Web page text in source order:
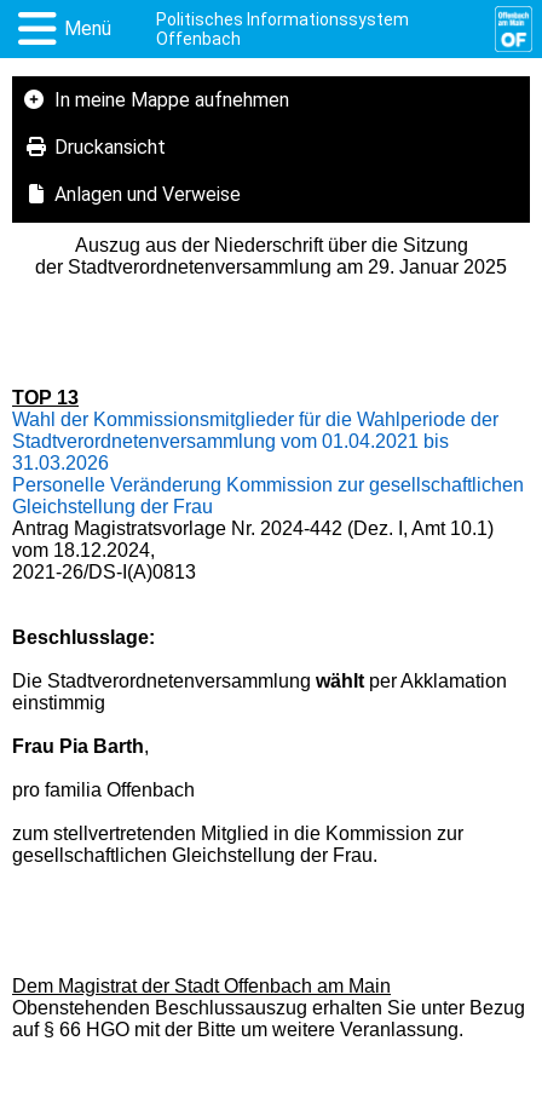
Menü
Politisches Informationssystem
Offenbach
In meine Mappe aufnehmen
Druckansicht
Anlagen und Verweise
Auszug aus der Niederschrift über die Sitzung
der Stadtverordnetenversammlung am 29. Januar 2025
TOP 13
Wahl der Kommissionsmitglieder für die Wahlperiode der
Stadtverordnetenversammlung vom 01.04.2021 bis
31.03.2026
Personelle Veränderung Kommission zur gesellschaftlichen
Gleichstellung der Frau
Antrag Magistratsvorlage Nr. 2024-442 (Dez. I, Amt 10.1)
vom 18.12.2024,
2021-26/DS-I(A)0813
Beschlusslage:
Die Stadtverordnetenversammlung wählt per Akklamation
einstimmig
Frau Pia Barth,
pro familia Offenbach
zum stellvertretenden Mitglied in die Kommission zur
gesellschaftlichen Gleichstellung der Frau.
Dem Magistrat der Stadt Offenbach am Main
Obenstehenden Beschlussauszug erhalten Sie unter Bezug
auf § 66 HGO mit der Bitte um weitere Veranlassung.